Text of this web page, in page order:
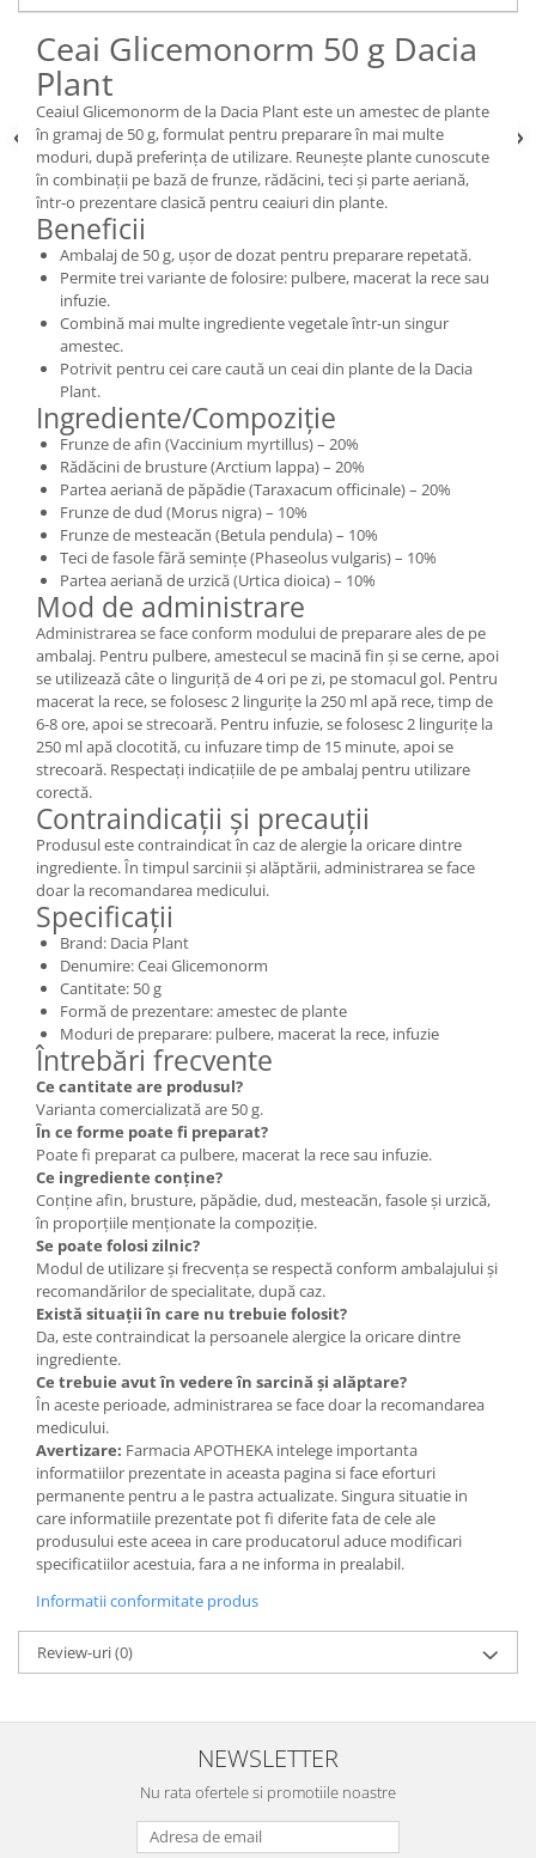
Ceai Glicemonorm 50 g Dacia
Plant
Ceaiul Glicemonorm de la Dacia Plant este un amestec de plante
în gramaj de 50 g, formulat pentru preparare în mai multe
moduri, după preferința de utilizare. Reunește plante cunoscute
în combinații pe bază de frunze, rădăcini, teci și parte aeriană,
într-o prezentare clasică pentru ceaiuri din plante.
Beneficii
Ambalaj de 50 g, ușor de dozat pentru preparare repetată.
Permite trei variante de folosire: pulbere, macerat la rece sau
infuzie.
Combină mai multe ingrediente vegetale într-un singur
amestec.
Potrivit pentru cei care caută un ceai din plante de la Dacia
Plant.
Ingrediente/Compoziție
Frunze de afin (Vaccinium myrtillus) – 20%
Rădăcini de brusture (Arctium lappa) – 20%
Partea aeriană de păpădie (Taraxacum officinale) – 20%
Frunze de dud (Morus nigra) – 10%
Frunze de mesteacăn (Betula pendula) – 10%
Teci de fasole fără semințe (Phaseolus vulgaris) – 10%
Partea aeriană de urzică (Urtica dioica) – 10%
Mod de administrare
Administrarea se face conform modului de preparare ales de pe
ambalaj. Pentru pulbere, amestecul se macină fin și se cernе, apoi
se utilizează câte o linguriță de 4 ori pe zi, pe stomacul gol. Pentru
macerat la rece, se folosesc 2 lingurițe la 250 ml apă rece, timp de
6-8 ore, apoi se strecoară. Pentru infuzie, se folosesc 2 lingurițe la
250 ml apă clocotită, cu infuzare timp de 15 minute, apoi se
strecoară. Respectați indicațiile de pe ambalaj pentru utilizare
corectă.
Contraindicații și precauții
Produsul este contraindicat în caz de alergie la oricare dintre
ingrediente. În timpul sarcinii și alăptării, administrarea se face
doar la recomandarea medicului.
Specificații
Brand: Dacia Plant
Denumire: Ceai Glicemonorm
Cantitate: 50 g
Formă de prezentare: amestec de plante
Moduri de preparare: pulbere, macerat la rece, infuzie
Întrebări frecvente
Ce cantitate are produsul?
Varianta comercializată are 50 g.
În ce forme poate fi preparat?
Poate fi preparat ca pulbere, macerat la rece sau infuzie.
Ce ingrediente conține?
Conține afin, brusture, păpădie, dud, mesteacăn, fasole și urzică,
în proporțiile menționate la compoziție.
Se poate folosi zilnic?
Modul de utilizare și frecvența se respectă conform ambalajului și
recomandărilor de specialitate, după caz.
Există situații în care nu trebuie folosit?
Da, este contraindicat la persoanele alergice la oricare dintre
ingrediente.
Ce trebuie avut în vedere în sarcină și alăptare?
În aceste perioade, administrarea se face doar la recomandarea
medicului.
Avertizare: Farmacia APOTHEKA intelege importanta
informatiilor prezentate in aceasta pagina si face eforturi
permanente pentru a le pastra actualizate. Singura situatie in
care informatiile prezentate pot fi diferite fata de cele ale
produsului este aceea in care producatorul aduce modificari
specificatiilor acestuia, fara a ne informa in prealabil.
Informatii conformitate produs
Review-uri(0)
NEWSLETTER
Nu rata ofertele si promotiile noastre